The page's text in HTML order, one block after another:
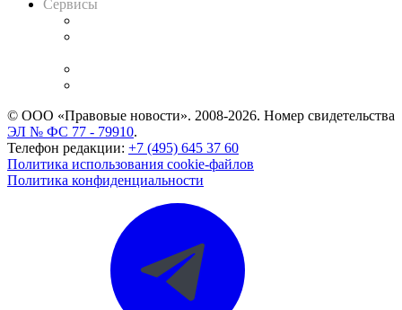
Сервисы
© ООО «Правовые новости». 2008-2026. Номер свидетельства
ЭЛ № ФС 77 - 79910.
Телефон редакции: +7 (495) 645 37 60
Политика использования cookie-файлов
Политика конфиденциальности